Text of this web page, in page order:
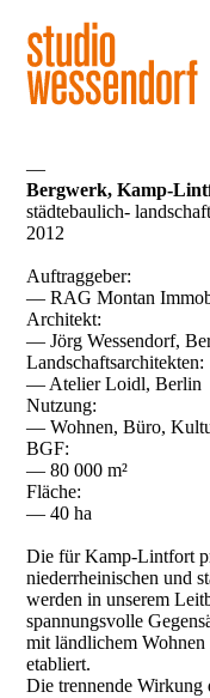
—
Bergwerk, Kamp-
städtebaulich-
2012
Auftraggeber:
— RAG Montan
Architekt:
— Jörg Wessendorf,
Landschaftsarchitekten:
— Atelier Loidl, Berlin
Nutzung:
— Wohnen, Büro,
BGF:
— 80 000 m²
Fläche:
— 40 ha
Die für Kamp-Lintfort
niederrheinischen und
werden in unserem
spannungsvolle
mit ländlichem
etabliert.
Die trennende Wirkung